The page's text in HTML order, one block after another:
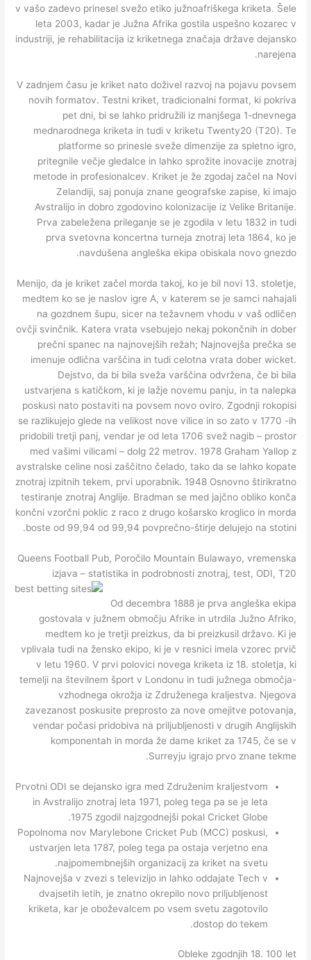
v vašo zadevo prinesel svežo etiko južnoafriškega kriketa. Šele
leta 2003, kadar je Južna Afrika gostila uspešno kozarec v
industriji, je rehabilitacija iz kriketnega značaja države dejansko
narejena.
V zadnjem času je kriket nato doživel razvoj na pojavu povsem
novih formatov. Testni kriket, tradicionalni format, ki pokriva
pet dni, bi se lahko pridružili iz manjšega 1-dnevnega
mednarodnega kriketa in tudi v kriketu Twenty20 (T20). Te
platforme so prinesle sveže dimenzije za spletno igro,
pritegnile večje gledalce in lahko sprožite inovacije znotraj
metode in profesionalcev. Kriket je že zgodaj začel na Novi
Zelandiji, saj ponuja znane geografske zapise, ki imajo
Avstralijo in dobro zgodovino kolonizacije iz Velike Britanije.
Prva zabeležena prileganje se je zgodila v letu 1832 in tudi
prva svetovna koncertna turneja znotraj leta 1864, ko je
navdušena angleška ekipa obiskala novo gnezdo.
Menijo, da je kriket začel morda takoj, ko je bil novi 13. stoletje,
medtem ko se je naslov igre A, v katerem se je samci nahajali
na gozdnem šupu, sicer na težavnem vhodu v vaš odličen
ovčji svinčnik. Katera vrata vsebujejo nekaj pokončnih in dober
prečni spanec na najnovejših režah; Najnovejša prečka se
imenuje odlična varščina in tudi celotna vrata dober wicket.
Dejstvo, da bi bila sveža varščina odvržena, če bi bila
ustvarjena s katičkom, ki je lažje novemu panju, in ta nalepka
poskusi nato postaviti na povsem novo oviro. Zgodnji rokopisi
se razlikujejo glede na velikost nove vilice in so zato v 1770 -ih
pridobili tretji panj, vendar je od leta 1706 svež nagib – prostor
med vašimi vilicami – dolg 22 metrov. 1978 Graham Yallop z
avstralske celine nosi zaščitno čelado, tako da se lahko kopate
znotraj izpitnih tekem, prvi uporabnik. 1948 Osnovno štirikratno
testiranje znotraj Anglije. Bradman se med jajčno obliko konča
končni vzorčni poklic z raco z drugo košarsko kroglico in morda
boste od 99,94 od 99,94 povprečno-štirje delujejo na stotini.
Queens Football Pub, Poročilo Mountain Bulawayo, vremenska
izjava – statistika in podrobnosti znotraj, test, ODI, T20
Od decembra 1888 je prva angleška ekipa
gostovala v južnem območju Afrike in utrdila Južno Afriko,
medtem ko je tretji preizkus, da bi preizkusil državo. Ki je
vplivala tudi na žensko ekipo, ki je v resnici imela vzorec prvič
v letu 1960. V prvi polovici novega kriketa iz 18. stoletja, ki
temelji na številnem šport v Londonu in tudi južnega območja-
vzhodnega okrožja iz Združenega kraljestva. Njegova
zavezanost poskusite preprosto za nove omejitve potovanja,
vendar počasi pridobiva na priljubljenosti v drugih Anglijskih
komponentah in morda že dame kriket za 1745, če se v
Surreyju igrajo prvo znane tekme.
Prvotni ODI se dejansko igra med Združenim kraljestvom
in Avstralijo znotraj leta 1971, poleg tega pa se je leta
1975 zgodil najzgodnejši pokal Cricket Globe.
Popolnoma nov Marylebone Cricket Pub (MCC) poskusi,
ustvarjen leta 1787, poleg tega pa ostaja verjetno ena
najpomembnejših organizacij za kriket na svetu.
Najnovejša v zvezi s televizijo in lahko oddajate Tech v
dvajsetih letih, je znatno okrepilo novo priljubljenost
kriketa, kar je oboževalcem po vsem svetu zagotovilo
dostop do tekem.
Obleke zgodnjih 18. 100 let